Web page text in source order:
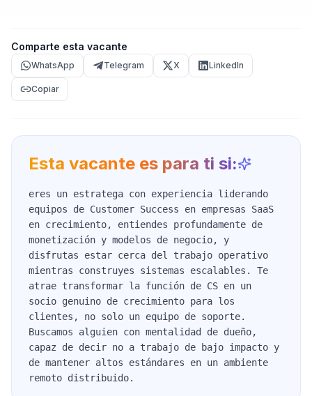
Comparte esta vacante
WhatsApp Telegram X LinkedIn
Copiar
Esta vacante es para ti si:
eres un estratega con experiencia liderando
equipos de Customer Success en empresas SaaS
en crecimiento, entiendes profundamente de
monetización y modelos de negocio, y
disfrutas estar cerca del trabajo operativo
mientras construyes sistemas escalables. Te
atrae transformar la función de CS en un
socio genuino de crecimiento para los
clientes, no solo un equipo de soporte.
Buscamos alguien con mentalidad de dueño,
capaz de decir no a trabajo de bajo impacto y
de mantener altos estándares en un ambiente
remoto distribuido.